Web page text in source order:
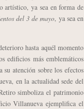
artístico, ya sea en forma de
del 3 de mayo, ya sea en
hasta aquél momento
edificios más emblemáticos
atención sobre los efectos
en la actualidad sede del
simboliza el patrimonio
Villanueva ejemplifica el